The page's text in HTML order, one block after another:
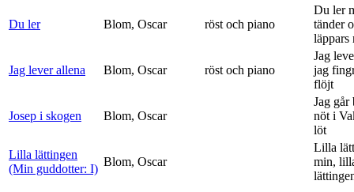
Du ler Blom, Oscar röst och piano
Du ler
tänder
läppars
Jag lever allena Blom, Oscar röst och piano
Jag
jag
flöjt
Josep i skogen Blom, Oscar
Jag går
nöt i
löt
Lilla lättingen
(Min guddotter: I)
Blom, Oscar
Lilla
min,